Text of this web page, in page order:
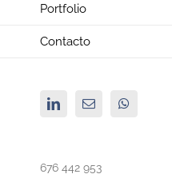
Portfolio
Contacto
LinkedInCorreoWhatsApp
676 442 953